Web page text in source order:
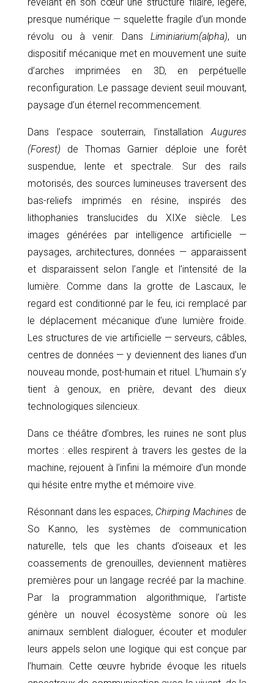
presque numérique — squelette fragile d’un monde
révolu ou à venir. DansLiminiarium(alpha), un
dispositif mécanique met en mouvement une suite
d’arches imprimées en 3D, en perpétuelle
reconfiguration. Le passage devient seuil mouvant,
paysage d’un éternel recommencement.
Dans l’espace souterrain, l’installationAugures
(Forest) de Thomas Garnier déploie une forêt
suspendue, lente et spectrale. Sur des rails
motorisés, des sources lumineuses traversent des
bas-reliefs imprimés en résine, inspirés des
lithophanies translucides du XIXe siècle. Les
images générées par intelligence artificielle —
paysages, architectures, données — apparaissent
et disparaissent selon l’angle et l’intensité de la
lumière. Comme dans la grotte de Lascaux, le
regard est conditionné par le feu, ici remplacé par
le déplacement mécanique d’une lumière froide.
Les structures de vie artificielle — serveurs, câbles,
centres de données — y deviennent des lianes d’un
nouveau monde, post-humain et rituel. L’humain s’y
tient à genoux, en prière, devant des dieux
technologiques silencieux.
Dans ce théâtre d’ombres, les ruines ne sont plus
mortes : elles respirent à travers les gestes de la
machine, rejouent à l’infini la mémoire d’un monde
qui hésite entre mythe et mémoire vive.
Résonnant dans les espaces, Chirping Machines de
So Kanno, les systèmes de communication
naturelle, tels que les chants d’oiseaux et les
coassements de grenouilles, deviennent matières
premières pour un langage recréé par la machine.
Par la programmation algorithmique, l’artiste
génère un nouvel écosystème sonore où les
animaux semblent dialoguer, écouter et moduler
leurs appels selon une logique qui est conçue par
l’humain. Cette œuvre hybride évoque les rituels